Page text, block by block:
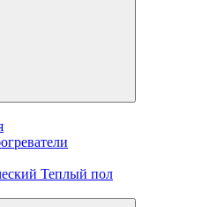
Теплый пол